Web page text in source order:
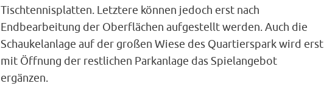
Tischtennisplatten. Letztere können jedoch erst nach
Endbearbeitung der Oberflächen aufgestellt werden. Auch die
Schaukelanlage auf der großen Wiese des Quartierspark wird erst
mit Öffnung der restlichen Parkanlage das Spielangebot
ergänzen.